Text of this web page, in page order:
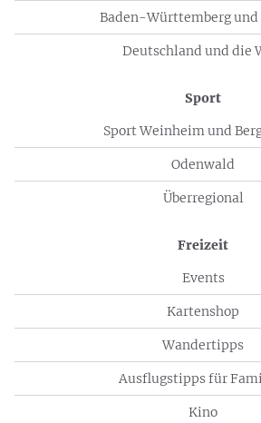
Baden-Württemberg und
Deutschland und die
Sport
Sport Weinheim und
Odenwald
Überregional
Freizeit
Events
Kartenshop
Wandertipps
Ausflugstipps für
Kino